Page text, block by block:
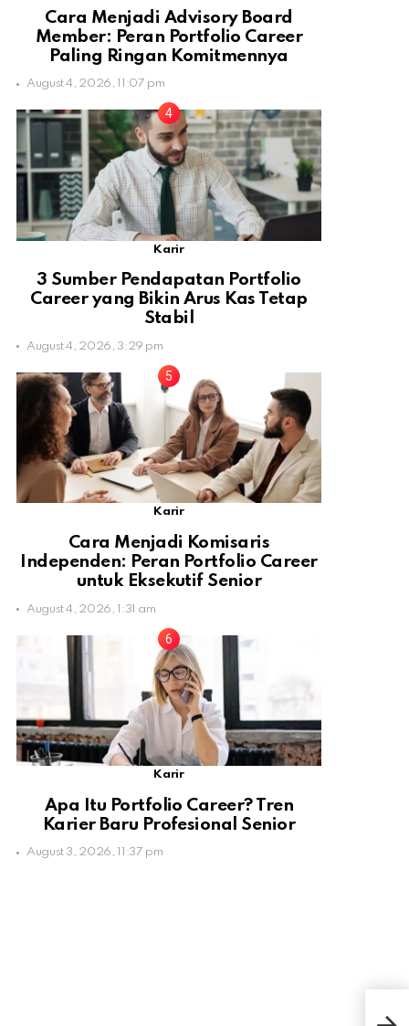
Cara Menjadi Advisory Board
Member: Peran Portfolio Career
Paling Ringan Komitmennya
August 4, 2026, 11:07 pm
Karir
3 Sumber Pendapatan Portfolio
Career yang Bikin Arus Kas Tetap
Stabil
August 4, 2026, 3:29 pm
Karir
Cara Menjadi Komisaris
Independen: Peran Portfolio Career
untuk Eksekutif Senior
August 4, 2026, 1:31 am
Karir
Apa Itu Portfolio Career? Tren
Karier Baru Profesional Senior
August 3, 2026, 11:37 pm